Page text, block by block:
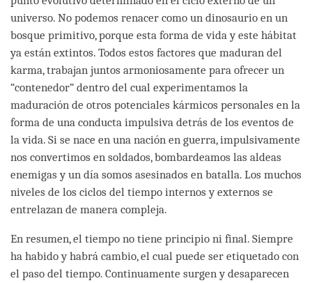
universo. No podemos renacer como un dinosaurio en un
bosque primitivo, porque esta forma de vida y este hábitat
ya están extintos. Todos estos factores que maduran del
karma, trabajan juntos armoniosamente para ofrecer un
“contenedor” dentro del cual experimentamos la
maduración de otros potenciales kármicos personales en la
forma de una conducta impulsiva detrás de los eventos de
la vida. Si se nace en una nación en guerra, impulsivamente
nos convertimos en soldados, bombardeamos las aldeas
enemigas y un día somos asesinados en batalla. Los muchos
niveles de los ciclos del tiempo internos y externos se
entrelazan de manera compleja.
En resumen, el tiempo no tiene principio ni final. Siempre
ha habido y habrá cambio, el cual puede ser etiquetado con
el paso del tiempo. Continuamente surgen y desaparecen